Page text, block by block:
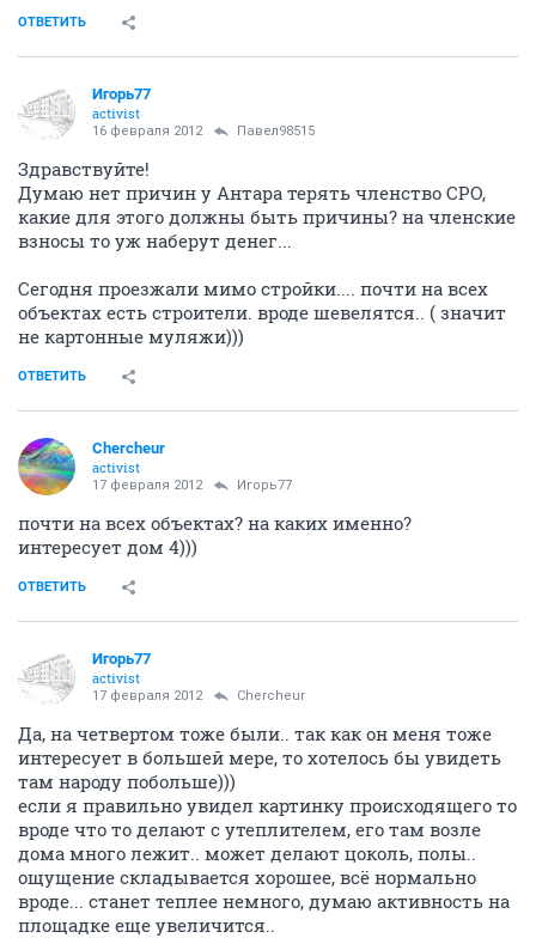
ОТВЕТИТЬ
Игорь77
activist
16 февраля 2012 Павел98515
Здравствуйте!
Думаю нет причин у Антара терять членство СРО,
какие для этого должны быть причины? на членские
взносы то уж наберут денег...
Сегодня проезжали мимо стройки.... почти на всех
объектах есть строители. вроде шевелятся.. ( значит
не картонные муляжи)))
ОТВЕТИТЬ
Сhercheur
activist
17 февраля 2012 Игорь77
почти на всех объектах? на каких именно?
интересует дом 4)))
ОТВЕТИТЬ
Игорь77
activist
17 февраля 2012 Сhercheur
Да, на четвертом тоже были.. так как он меня тоже
интересует в большей мере, то хотелось бы увидеть
там народу побольше)))
если я правильно увидел картинку происходящего то
вроде что то делают с утеплителем, его там возле
дома много лежит.. может делают цоколь, полы..
ощущение складывается хорошее, всё нормально
вроде... станет теплее немного, думаю активность на
площадке еще увеличится..